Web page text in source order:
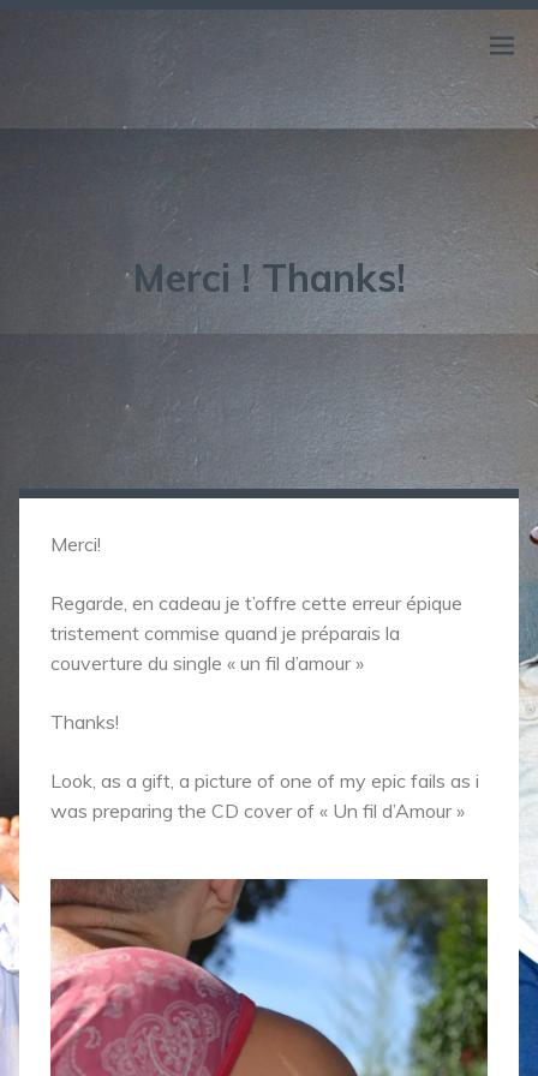
Merci ! Thanks!
Merci!
Regarde, en cadeau je t’offre cette erreur épique
tristement commise quand je préparais la
couverture du single « un fil d’amour »
Thanks!
Look, as a gift, a picture of one of my epic fails as i
was preparing the CD cover of « Un fil d’Amour »